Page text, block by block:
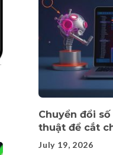
Chuyển đổi
thuật để cắt
July 19, 2026